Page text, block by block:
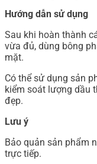
Hướng dẫn sử dụng
Sau khi hoàn thành
vừa đủ, dùng bông
mặt.
Có thể sử dụng sản
kiểm soát lượng dầu
đẹp.
Lưu ý
Bảo quản sản phẩm
trực tiếp.